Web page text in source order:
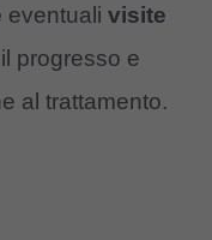
eventuali visite
progresso e
al trattamento.